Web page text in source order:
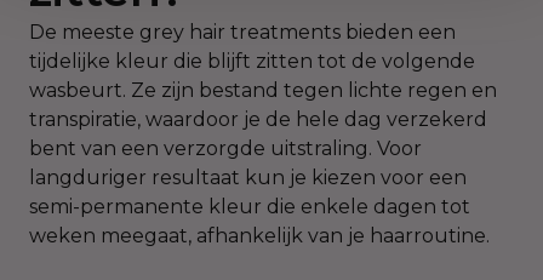
De meeste grey hair treatments bieden een
tijdelijke kleur die blijft zitten tot de volgende
wasbeurt. Ze zijn bestand tegen lichte regen en
transpiratie, waardoor je de hele dag verzekerd
bent van een verzorgde uitstraling. Voor
langduriger resultaat kun je kiezen voor een
semi-permanente kleur die enkele dagen tot
weken meegaat, afhankelijk van je haarroutine.